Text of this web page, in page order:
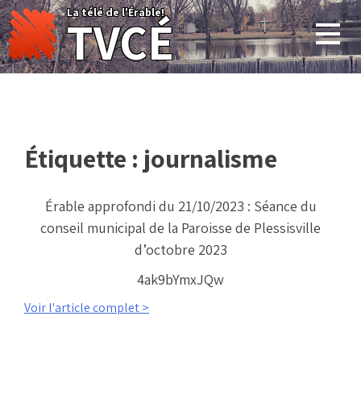
Skip
to
content
La télé de l'Érable!
TVCÉ
Étiquette : journalisme
Érable approfondi du 21/10/2023 : Séance du
conseil municipal de la Paroisse de Plessisville
d’octobre 2023
4ak9bYmxJQw
Voir l'article complet >